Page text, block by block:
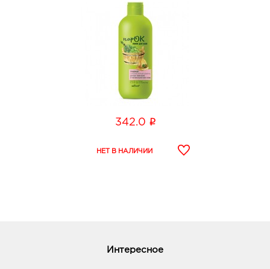
342.0 i
Интересное